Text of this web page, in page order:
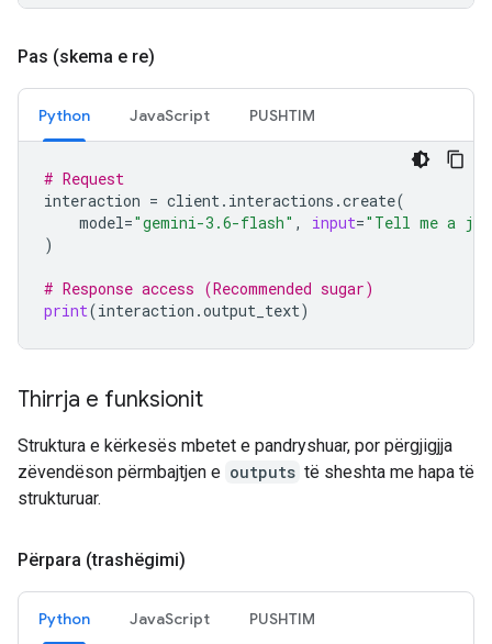
Pas (skema e re)
Python JavaScript PUSHTIM
# Request
interaction = client. interactions .create(
model="gemini-3.6-flash" , input="Tell me a
)
# Response access (Recommended sugar)
print(interaction .output_text)
Thirrja e funksionit
Struktura e kërkesës mbetet e pandryshuar, por përgjigjja
zëvendëson përmbajtjen e outputs të sheshta me hapa të
strukturuar.
Përpara (trashëgimi)
Python JavaScript PUSHTIM